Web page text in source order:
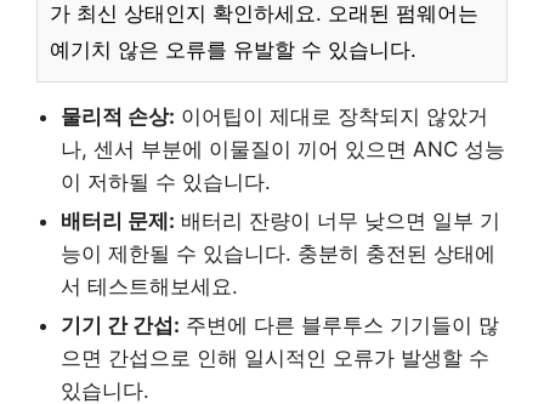
가 최신 상태인지 확인하세요. 오래된 펌웨어는
예기치 않은 오류를 유발할 수 있습니다.
물리적 손상: 이어팁이 제대로 장착되지 않았거
나, 센서 부분에 이물질이 끼어 있으면 ANC 성능
이 저하될 수 있습니다.
배터리 문제: 배터리 잔량이 너무 낮으면 일부 기
능이 제한될 수 있습니다. 충분히 충전된 상태에
서 테스트해보세요.
기기 간 간섭: 주변에 다른 블루투스 기기들이 많
으면 간섭으로 인해 일시적인 오류가 발생할 수
있습니다.